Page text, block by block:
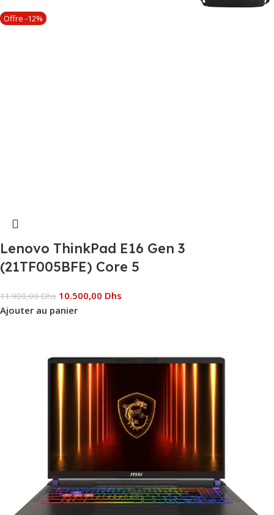
Offre -12%
Lenovo ThinkPad E16 Gen 3
(21TF005BFE) Core 5
11.900,00Dhs 10.500,00 Dhs
Ajouter au panier